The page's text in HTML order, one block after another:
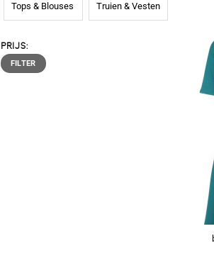
Tops & Blouses Truien & Vesten
PRIJS:
Min.
prijs
Max.
prijsFILTER